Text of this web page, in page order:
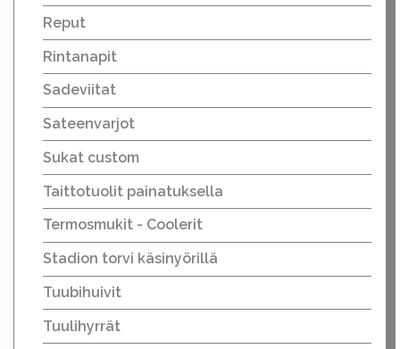
Reput
Rintanapit
Sadeviitat
Sateenvarjot
Sukat custom
Taittotuolit painatuksella
Termosmukit - Coolerit
Stadion torvi käsinyörillä
Tuubihuivit
Tuulihyrrät